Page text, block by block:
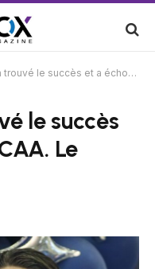
et a échoué aux NCAA. Le débat continue
le succès
Le